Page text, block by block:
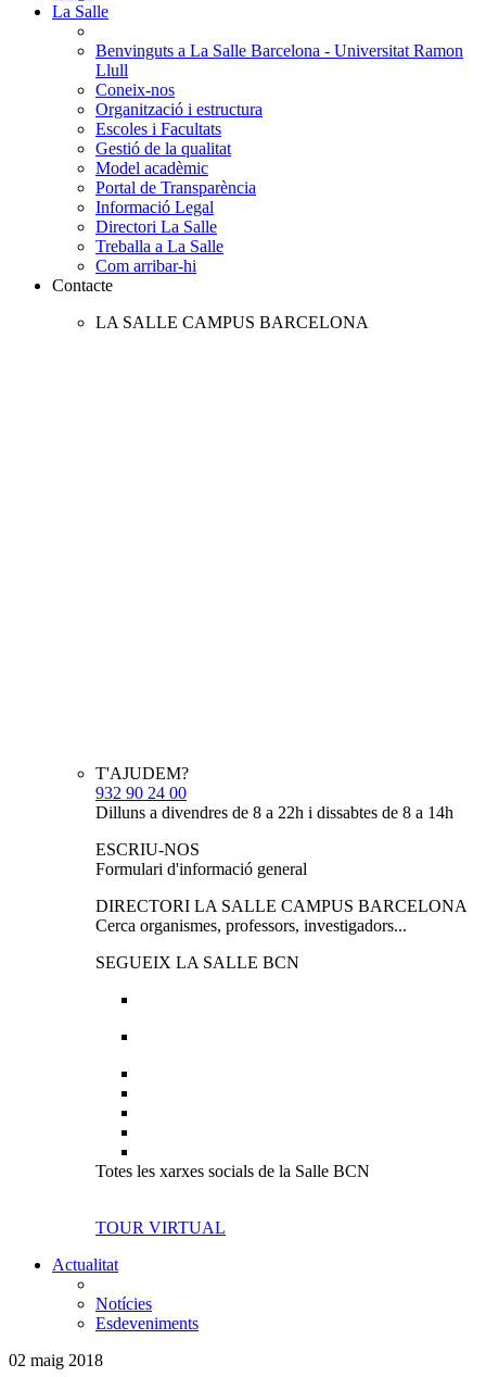
La Salle
Benvinguts a La Salle Barcelona - Universitat Ramon
Llull
Coneix-nos
Organització i estructura
Escoles i Facultats
Gestió de la qualitat
Model acadèmic
Portal de Transparència
Informació Legal
Directori La Salle
Treballa a La Salle
Com arribar-hi
Contacte
LA SALLE CAMPUS BARCELONA
T'AJUDEM?
932 90 24 00
Dilluns a divendres de 8 a 22h i dissabtes de 8 a 14h
ESCRIU-NOS
Formulari d'informació general
DIRECTORI LA SALLE CAMPUS BARCELONA
Cerca organismes, professors, investigadors...
SEGUEIX LA SALLE BCN
Totes les xarxes socials de la Salle BCN
TOUR VIRTUAL
Actualitat
Notícies
Esdeveniments
02 maig 2018